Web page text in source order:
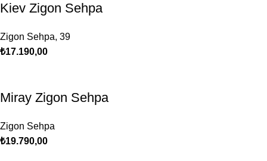
Kiev Zigon Sehpa
Zigon Sehpa, 39
₺17.190,00
Miray Zigon Sehpa
Zigon Sehpa
₺19.790,00